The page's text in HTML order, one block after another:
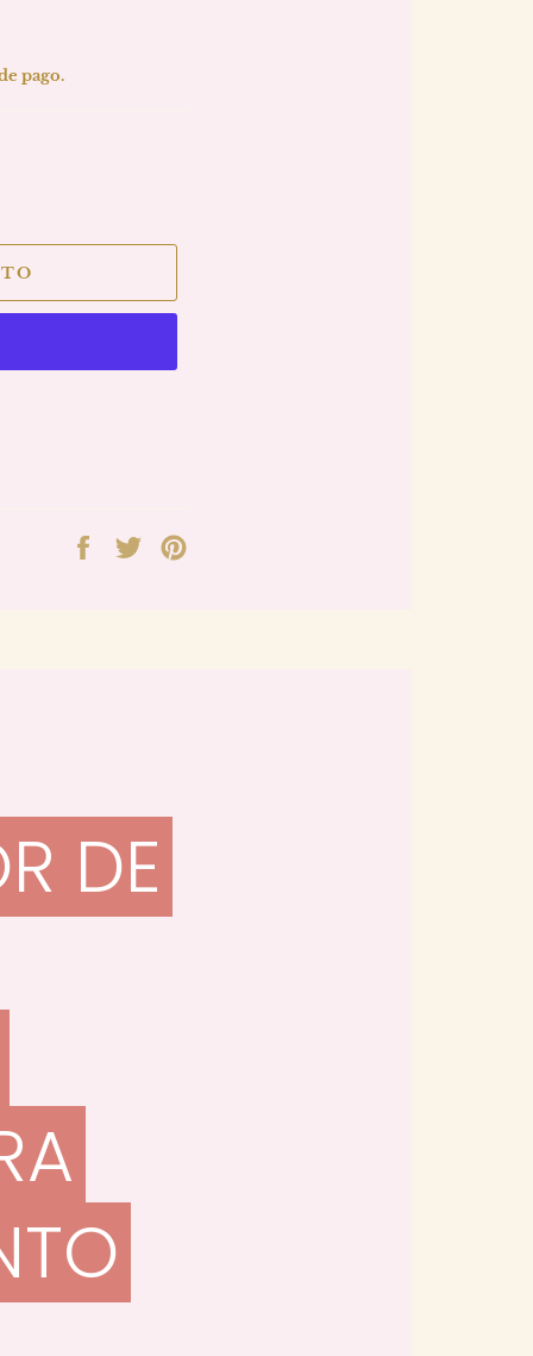
pago.
Compartir
en
Tuitear
en
Pinear
DE